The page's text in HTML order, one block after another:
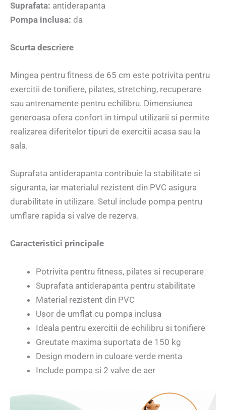
Suprafata: antiderapanta
Pompa inclusa: da
Scurta descriere
Mingea pentru fitness de 65 cm este potrivita pentru
exercitii de tonifiere, pilates, stretching, recuperare
sau antrenamente pentru echilibru. Dimensiunea
generoasa ofera confort in timpul utilizarii si permite
realizarea diferitelor tipuri de exercitii acasa sau la
sala.
Suprafata antiderapanta contribuie la stabilitate si
siguranta, iar materialul rezistent din PVC asigura
durabilitate in utilizare. Setul include pompa pentru
umflare rapida si valve de rezerva.
Caracteristici principale
Potrivita pentru fitness, pilates si recuperare
Suprafata antiderapanta pentru stabilitate
Material rezistent din PVC
Usor de umflat cu pompa inclusa
Ideala pentru exercitii de echilibru si tonifiere
Greutate maxima suportata de 150 kg
Design modern in culoare verde menta
Include pompa si 2 valve de aer